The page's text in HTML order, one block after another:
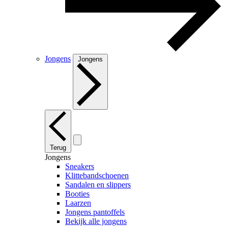
Jongens Jongens
Terug
Jongens
Sneakers
Klittebandschoenen
Sandalen en slippers
Booties
Laarzen
Jongens pantoffels
Bekijk alle jongens